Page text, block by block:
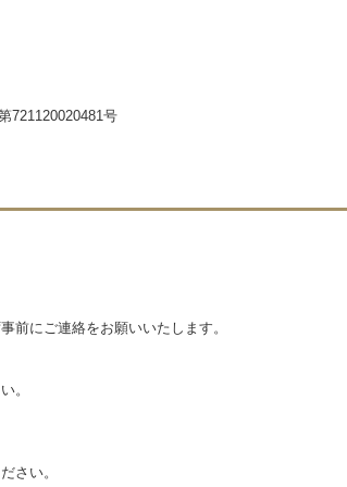
721120020481号
前にご連絡をお願いいたします。
。
さい。